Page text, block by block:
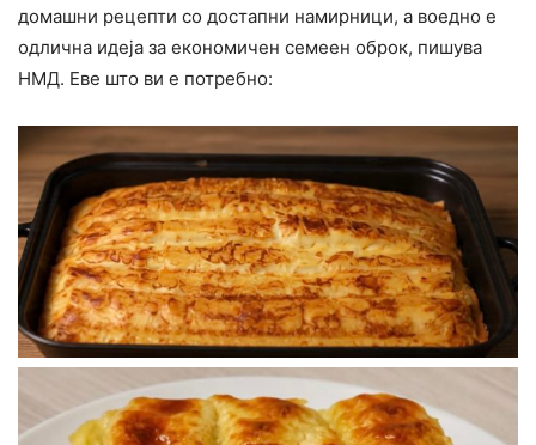
домашни рецепти со достапни намирници, а воедно е
одлична идеја за економичен семеен оброк, пишува
НМД. Еве што ви е потребно: